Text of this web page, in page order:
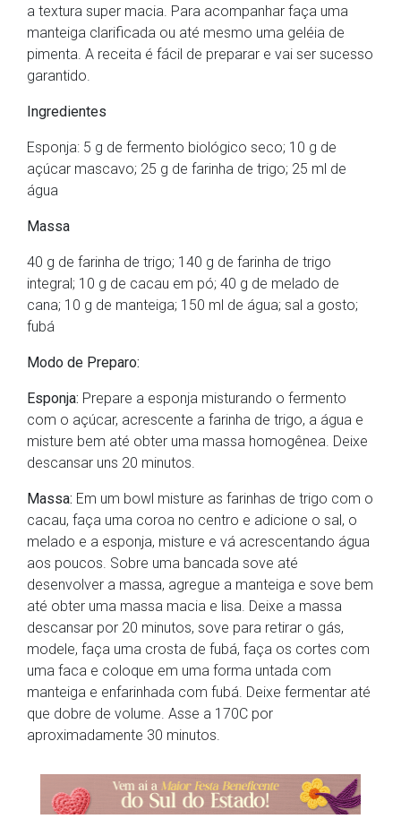
a textura super macia. Para acompanhar faça uma
manteiga clarificada ou até mesmo uma geléia de
pimenta. A receita é fácil de preparar e vai ser sucesso
garantido.
Ingredientes
Esponja: 5 g de fermento biológico seco; 10 g de
açúcar mascavo; 25 g de farinha de trigo; 25 ml de
água
Massa
40 g de farinha de trigo; 140 g de farinha de trigo
integral; 10 g de cacau em pó; 40 g de melado de
cana; 10 g de manteiga; 150 ml de água; sal a gosto;
fubá
Modo de Preparo:
Esponja: Prepare a esponja misturando o fermento
com o açúcar, acrescente a farinha de trigo, a água e
misture bem até obter uma massa homogênea. Deixe
descansar uns 20 minutos.
Massa: Em um bowl misture as farinhas de trigo com o
cacau, faça uma coroa no centro e adicione o sal, o
melado e a esponja, misture e vá acrescentando água
aos poucos. Sobre uma bancada sove até
desenvolver a massa, agregue a manteiga e sove bem
até obter uma massa macia e lisa. Deixe a massa
descansar por 20 minutos, sove para retirar o gás,
modele, faça uma crosta de fubá, faça os cortes com
uma faca e coloque em uma forma untada com
manteiga e enfarinhada com fubá. Deixe fermentar até
que dobre de volume. Asse a 170C por
aproximadamente 30 minutos.